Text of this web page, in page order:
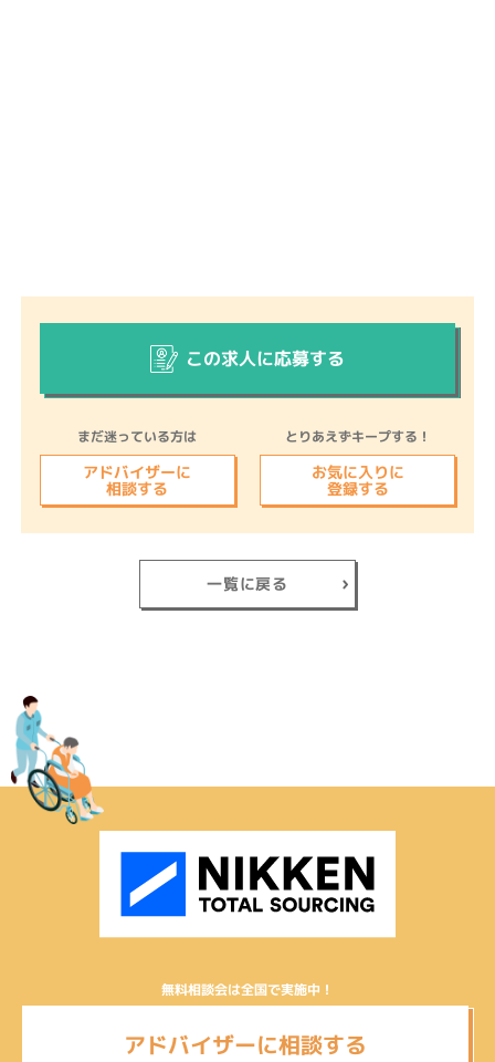
この求人に応募する
まだ迷っている方は
アドバイザーに
相談する
とりあえずキープする！
お気に入りに
登録する
一覧に戻る
無料相談会は全国で実施中！
アドバイザーに相談する